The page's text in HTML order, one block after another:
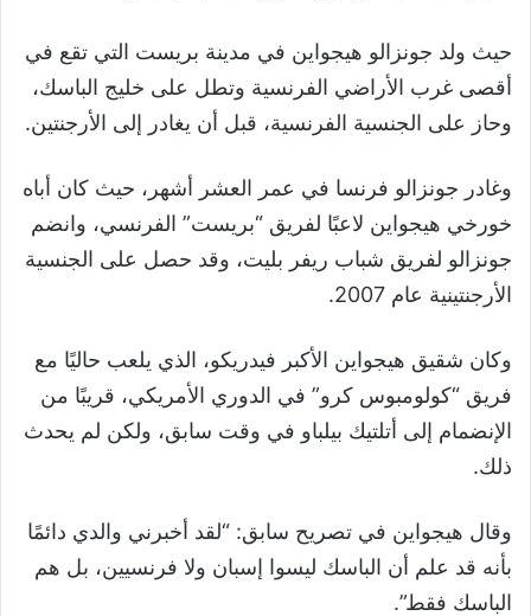
حيث ولد جونزالو هيجواين في مدينة بريست التي تقع في
أقصى غرب الأراضي الفرنسية وتطل على خليج الباسك،
وحاز على الجنسية الفرنسية، قبل أن يغادر إلى الأرجنتين.
وغادر جونزالو فرنسا في عمر العشر أشهر، حيث كان أباه
خورخي هيجواين لاعبًا لفريق “بريست” الفرنسي، وانضم
جونزالو لفريق شباب ريفر بليت، وقد حصل على الجنسية
الأرجنتينية عام 2007.
وكان شقيق هيجواين الأكبر فيدريكو، الذي يلعب حاليًا مع
فريق “كولومبوس كرو” في الدوري الأمريكي، قريبًا من
الإنضمام إلى أتلتيك بيلباو في وقت سابق، ولكن لم يحدث
ذلك.
وقال هيجواين في تصريح سابق: “لقد أخبرني والدي دائمًا
بأنه قد علم أن الباسك ليسوا إسبان ولا فرنسيين، بل هم
الباسك فقط”.